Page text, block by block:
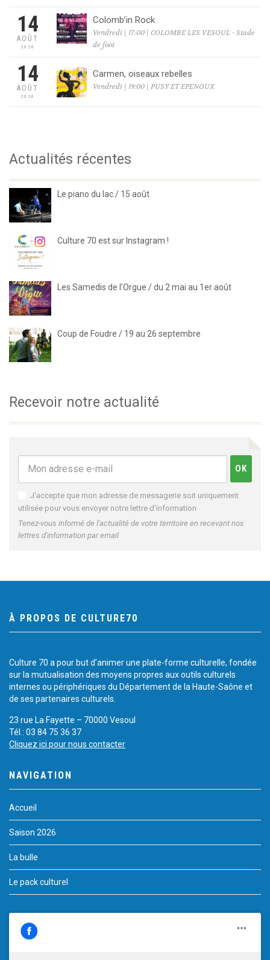
14
AOÛT
2026
Colomb’in Rock
Vendredi | 17:00 | COLOMBE LES VESOUL - Stade
de foot
14
AOÛT
2026
Carmen, oiseaux rebelles
Vendredi | 19:00 | PUSY ET EPENOUX
Actualités récentes
Le piano du lac / 15 août
Culture 70 est sur Instagram !
Les Samedis de l’Orgue / du 2 mai au 1er août
Coup de Foudre / 19 au 26 septembre
Recevoir notre actualité
J'accepte que mon adresse de messagerie soit uniquement
utilisée pour vous envoyer notre lettre d'information
Tenez-vous informé de l'actualité de votre territoire en recevant nos
lettres d'information par email
À PROPOS DE CULTURE70
Culture 70 a pour but d’animer une plate-forme culturelle, fondée
sur la mutualisation des moyens propres aux outils culturels
internes ou périphériques du Département de la Haute-Saône et
de ses partenaires culturels.
23 rue La Fayette – 70000 Vesoul
Tél.: 03 84 75 36 37
Cliquez ici pour nous contacter
NAVIGATION
Accueil
Saison 2026
La bulle
Le pack culturel